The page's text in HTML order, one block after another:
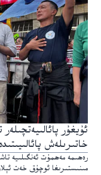
ئۇيغۇر
خاتىرىلەش
رەھىمە مەھمۇت ئەنگىلىيە
مىنىستىرىغا ئوچۇق خەت